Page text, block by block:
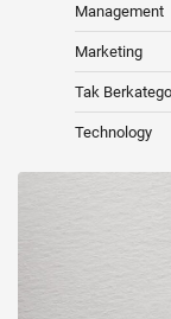
Management
Marketing
Tak
Technology